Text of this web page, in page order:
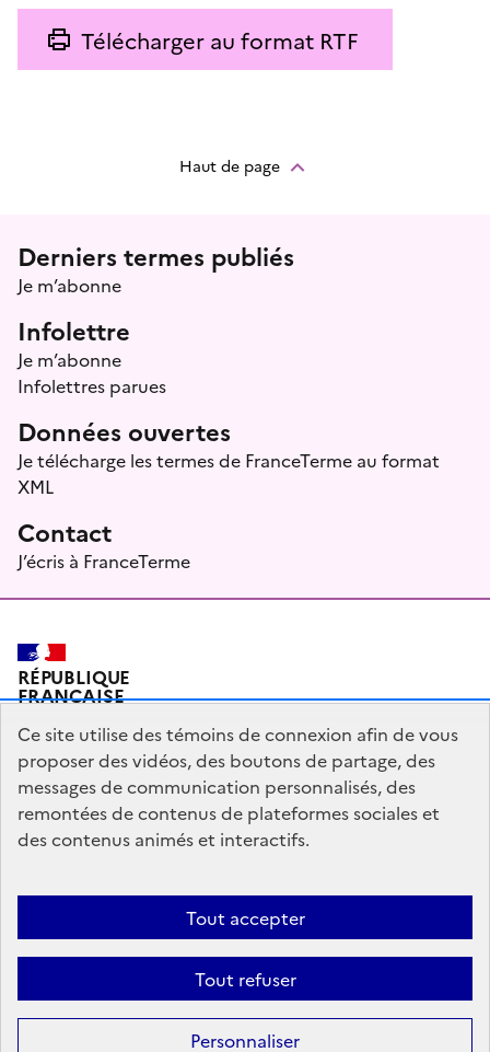
Télécharger au format RTF
Haut de page
Menu prefooter
Derniers termes publiés
Je m’abonne
Infolettre
Je m’abonne
Infolettres parues
Données ouvertes
Je télécharge les termes de FranceTerme au format
XML
Contact
J’écris à FranceTerme
RÉPUBLIQUE
FRANÇAISE
Plan du site Mentions légales Qui sommes-nous ?
Partagez votre expérience pour améliorer les services
Accessibilité : partiellement conforme
gouvernement.fr
Ce site utilise des témoins de connexion afin de vous
proposer des vidéos, des boutons de partage, des
messages de communication personnalisés, des
remontées de contenus de plateformes sociales et
des contenus animés et interactifs.
Tout accepter
Tout refuser
Personnaliser